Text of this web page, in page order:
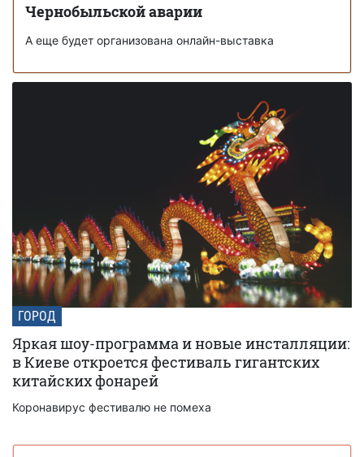
Чернобыльской аварии
А еще будет организована онлайн-выставка
ГОРОД
Яркая шоу-программа и новые инсталляции:
в Киеве откроется фестиваль гигантских
китайских фонарей
Коронавирус фестивалю не помеха